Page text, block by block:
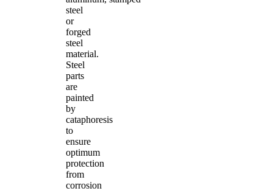
steel
or
forged
steel
material.
Steel
parts
are
painted
by
cataphoresis
to
ensure
optimum
protection
from
corrosion